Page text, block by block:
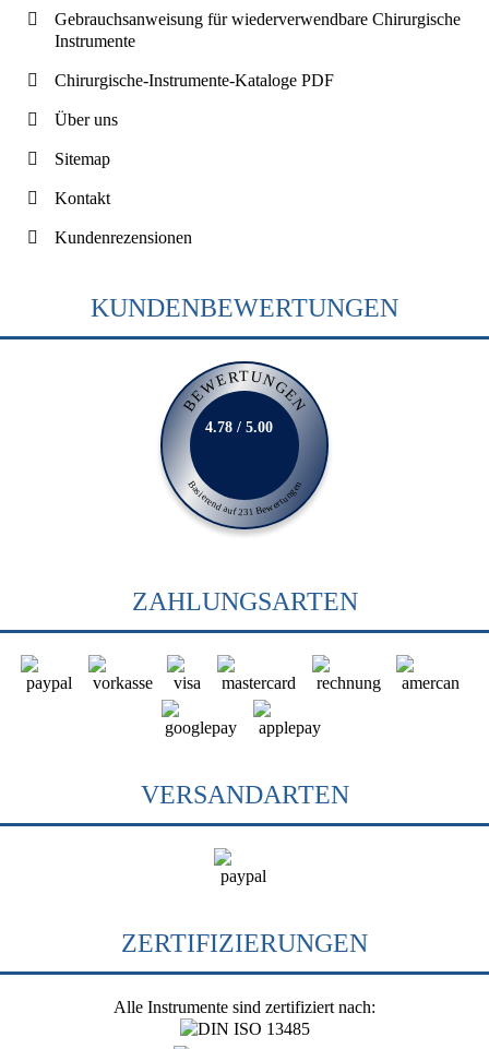
Gebrauchsanweisung für wiederverwendbare Chirurgische
Instrumente
Chirurgische-Instrumente-Kataloge PDF
Über uns
Sitemap
Kontakt
Kundenrezensionen
KUNDENBEWERTUNGEN
BEWERTUNGEN
Basierend auf 231 Bewertungen
4.78 / 5.00
ZAHLUNGSARTEN
VERSANDARTEN
ZERTIFIZIERUNGEN
Alle Instrumente sind zertifiziert nach: